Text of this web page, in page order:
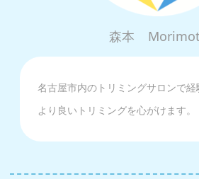
森本
名古屋市内のトリミングサロンで経
より良いトリミングを心がけます。